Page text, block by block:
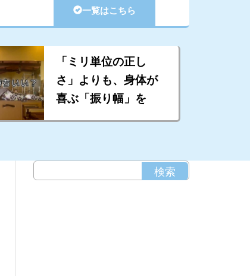
一覧はこちら
「ミリ単位の正し
さ」よりも、身体が
喜ぶ「振り幅」を